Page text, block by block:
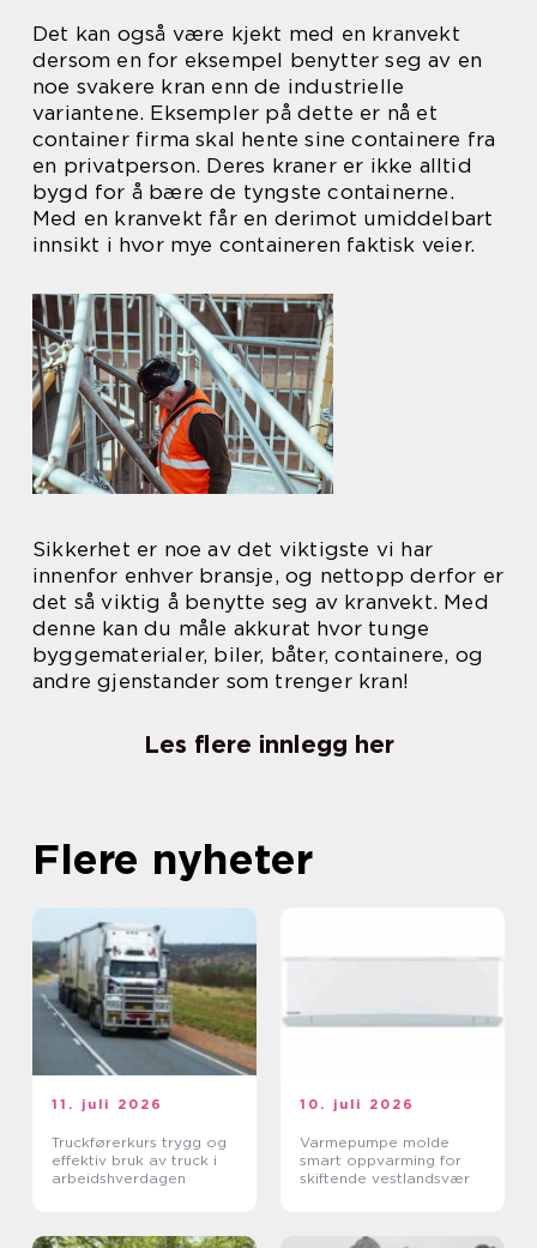
Det kan også være kjekt med en kranvekt
dersom en for eksempel benytter seg av en
noe svakere kran enn de industrielle
variantene. Eksempler på dette er nå et
container firma skal hente sine containere fra
en privatperson. Deres kraner er ikke alltid
bygd for å bære de tyngste containerne.
Med en kranvekt får en derimot umiddelbart
innsikt i hvor mye containeren faktisk veier.
Sikkerhet er noe av det viktigste vi har
innenfor enhver bransje, og nettopp derfor er
det så viktig å benytte seg av kranvekt. Med
denne kan du måle akkurat hvor tunge
byggematerialer, biler, båter, containere, og
andre gjenstander som trenger kran!
Les flere innlegg her
Flere nyheter
11. juli 2026
Truckførerkurs trygg og
effektiv bruk av truck i
arbeidshverdagen
10. juli 2026
Varmepumpe molde
smart oppvarming for
skiftende vestlandsvær